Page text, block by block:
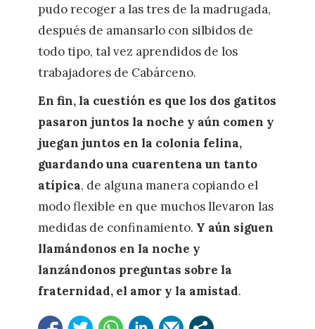
pudo recoger a las tres de la madrugada,
después de amansarlo con silbidos de
todo tipo, tal vez aprendidos de los
trabajadores de Cabárceno.
En fin, la cuestión es que los dos gatitos
pasaron juntos la noche y aún comen y
juegan juntos en la colonia felina,
guardando una cuarentena un tanto
atípica, de alguna manera copiando el
modo flexible en que muchos llevaron las
medidas de confinamiento. Y aún siguen
llamándonos en la noche y
lanzándonos preguntas sobre la
fraternidad, el amor y la amistad.